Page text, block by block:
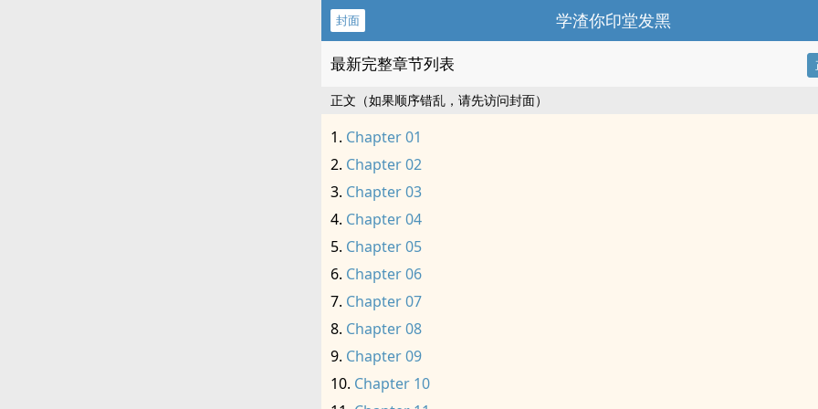
封面 学渣你印堂发黑
最新完整章节列表
正文（如果顺序错乱，请先访问封面）
Chapter 01
Chapter 02
Chapter 03
Chapter 04
Chapter 05
Chapter 06
Chapter 07
Chapter 08
Chapter 09
Chapter 10